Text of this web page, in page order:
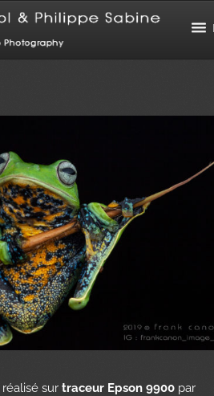
réalisé sur traceur Epson 9900 par